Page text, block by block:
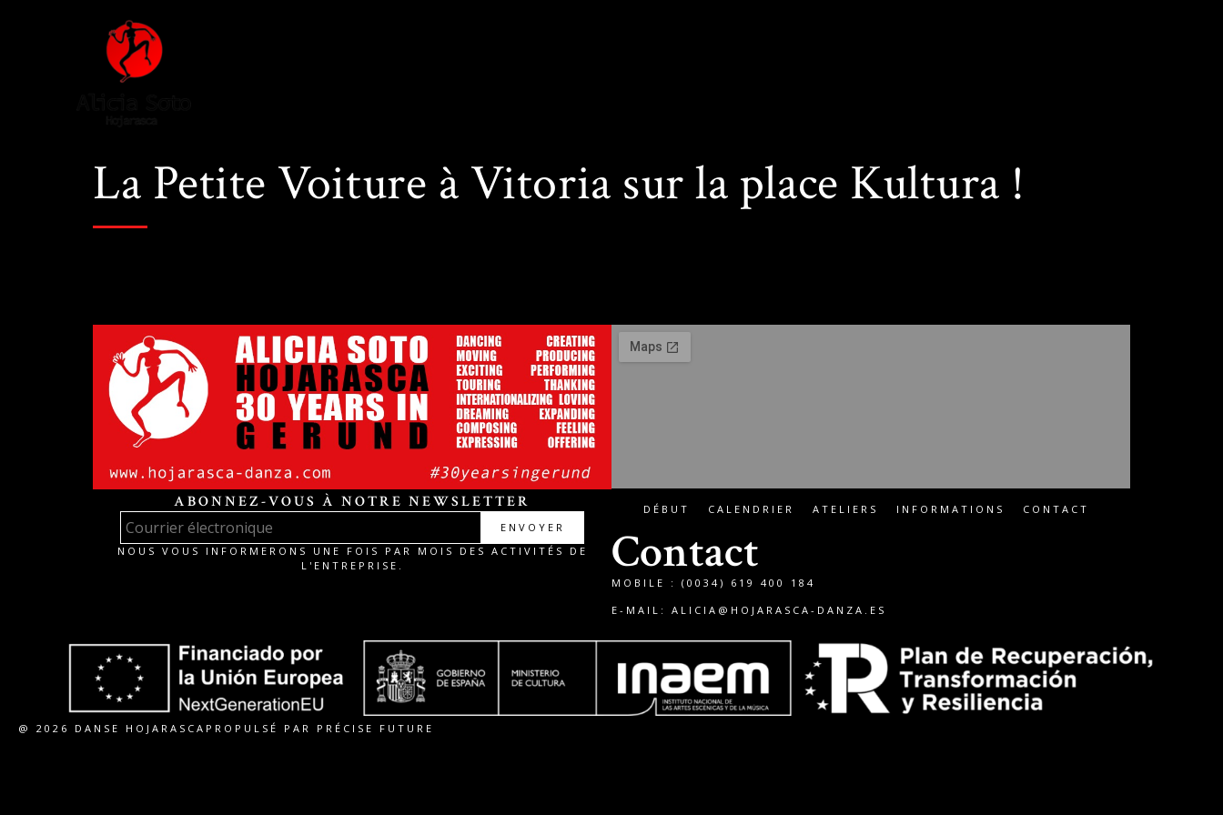
La Petite Voiture à Vitoria sur la place Kultura !
ABONNEZ-VOUS À NOTRE NEWSLETTER
ENVOYER
NOUS VOUS INFORMERONS UNE FOIS PAR MOIS DES ACTIVITÉS DE
L'ENTREPRISE.
DÉBUT CALENDRIER ATELIERS INFORMATIONS CONTACT
Contact
MOBILE : (0034) 619 400 184
E-MAIL: ALICIA@HOJARASCA-DANZA.ES
@ 2026 DANSE HOJARASCA PROPULSÉ PAR PRÉCISE FUTURE